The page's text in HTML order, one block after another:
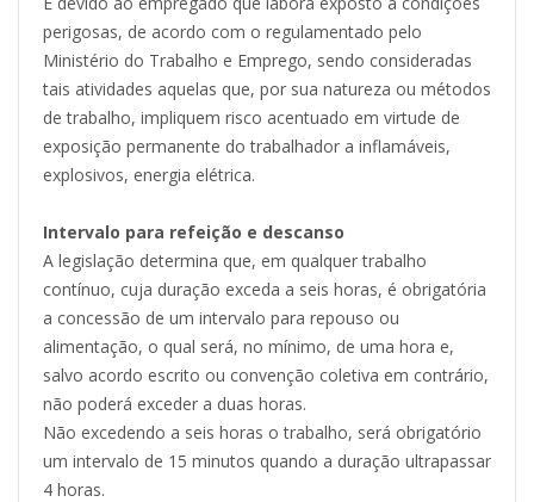
perigosas, de acordo com o regulamentado pelo
Ministério do Trabalho e Emprego, sendo consideradas
tais atividades aquelas que, por sua natureza ou métodos
de trabalho, impliquem risco acentuado em virtude de
exposição permanente do trabalhador a inflamáveis,
explosivos, energia elétrica.
Intervalo para refeição e descanso
A legislação determina que, em qualquer trabalho
contínuo, cuja duração exceda a seis horas, é obrigatória
a concessão de um intervalo para repouso ou
alimentação, o qual será, no mínimo, de uma hora e,
salvo acordo escrito ou convenção coletiva em contrário,
não poderá exceder a duas horas.
Não excedendo a seis horas o trabalho, será obrigatório
um intervalo de 15 minutos quando a duração ultrapassar
4 horas.